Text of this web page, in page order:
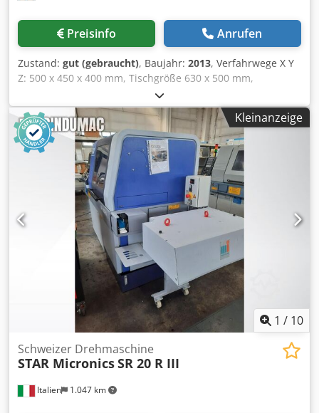
Preisinfo Anrufen
Zustand: gut (gebraucht), Baujahr: 2013, Verfahrwege X Y
Z: 500 x 450 x 400 mm, Tischgröße 630 x 500 mm,
Tischbelastung 200 kg, B-Achse -5/+110 Grad, C-Achse 360°
(0,001 Grad), Spindeldrehzahl 12.000 U/min,
Spindelaufnahme ISO 40, 30-fach Werkzeugwechsler,
Siemens 840D Steuerung, Späneförderer. Dedpfxezicmpo
Alaskr
Kleinanzeige
1 / 10
Italien 1.047 km
Schweizer Drehmaschine
STAR MicronicsSR 20 R III